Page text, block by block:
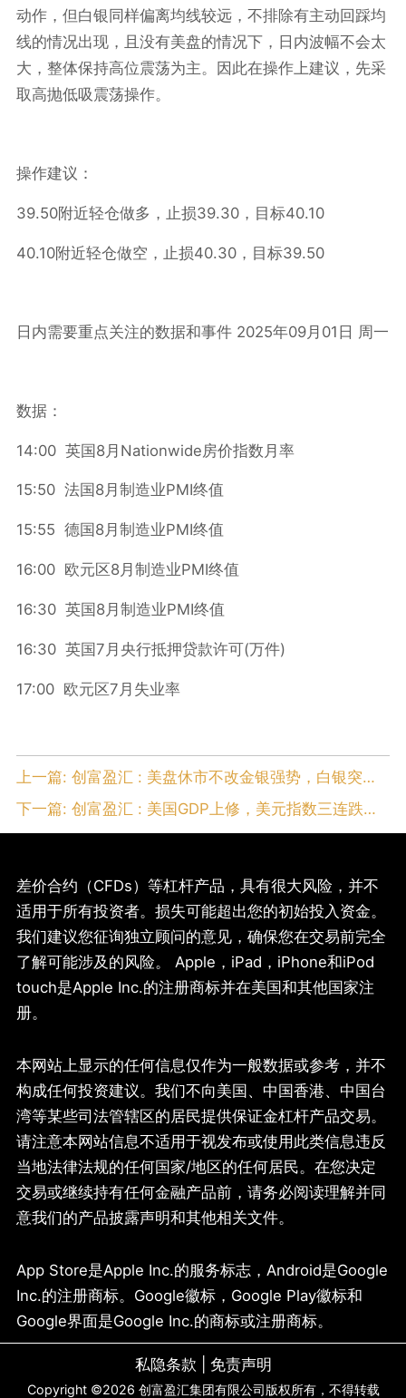
动作，但白银同样偏离均线较远，不排除有主动回踩均
线的情况出现，且没有美盘的情况下，日内波幅不会太
大，整体保持高位震荡为主。因此在操作上建议，先采
取高抛低吸震荡操作。
操作建议：
39.50附近轻仓做多，止损39.30，目标40.10
40.10附近轻仓做空，止损40.30，目标39.50
日内需要重点关注的数据和事件2025年09月 01 日 周一
数据：
14:00 英国 8月 Nationwide房价指数月率
15:50 法国 8月制造业PMI终值
15:55 德国 8月制造业PMI终值
16:00 欧元区 8月制造业PMI终值
16:30 英国 8月制造业PMI终值
16:30 英国7 月央行抵押贷款许可(万件)
17:00 欧元区7 月失业率
上一篇: 创富盈汇 : 美盘休市不改金银强势，白银突破40美元刷14年新高
下一篇: 创富盈汇 : 美国GDP上修，美元指数三连跌，黄金突破3400
差价合约（CFDs）等杠杆产品，具有很大风险，并不
适用于所有投资者。损失可能超出您的初始投入资金。
我们建议您征询独立顾问的意见，确保您在交易前完全
了解可能涉及的风险。 Apple，iPad，iPhone和iPod
touch是Apple Inc.的注册商标并在美国和其他国家注
册。
本网站上显示的任何信息仅作为一般数据或参考，并不
构成任何投资建议。我们不向美国、中国香港、中国台
湾等某些司法管辖区的居民提供保证金杠杆产品交易。
请注意本网站信息不适用于视发布或使用此类信息违反
当地法律法规的任何国家/地区的任何居民。在您决定
交易或继续持有任何金融产品前，请务必阅读理解并同
意我们的产品披露声明和其他相关文件。
App Store是Apple Inc.的服务标志，Android是Google
Inc.的注册商标。Google徽标，Google Play徽标和
Google界面是Google Inc.的商标或注册商标。
私隐条款 免责声明
Copyright ©2026 创富盈汇集团有限公司版权所有，不得转载